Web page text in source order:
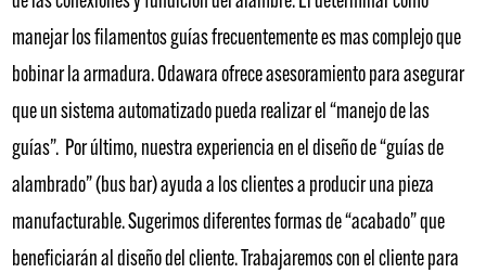
manejar los filamentos guías frecuentemente es mas complejo que
bobinar la armadura. Odawara ofrece asesoramiento para asegurar
que un sistema automatizado pueda realizar el “manejo de las
guías”. Por último, nuestra experiencia en el diseño de “guías de
alambrado” (bus bar) ayuda a los clientes a producir una pieza
manufacturable. Sugerimos diferentes formas de “acabado” que
beneficiarán al diseño del cliente. Trabajaremos con el cliente para